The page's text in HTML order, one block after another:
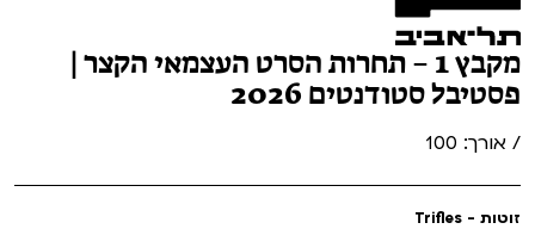
מקבץ 1 – תחרות הסרט העצמאי הקצר |
פסטיבל סטודנטים 2026
/ אורך: 100
זוטות - Trifles